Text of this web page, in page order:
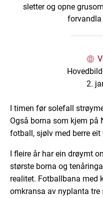
sletter og opne
2.
I timen før solefall
Også borna som kjem på
fotball, sjølv med berre eit
I fleire år har ein drøymt
største borna og
realitet. Fotballbana med
omkransa av nyplanta tre